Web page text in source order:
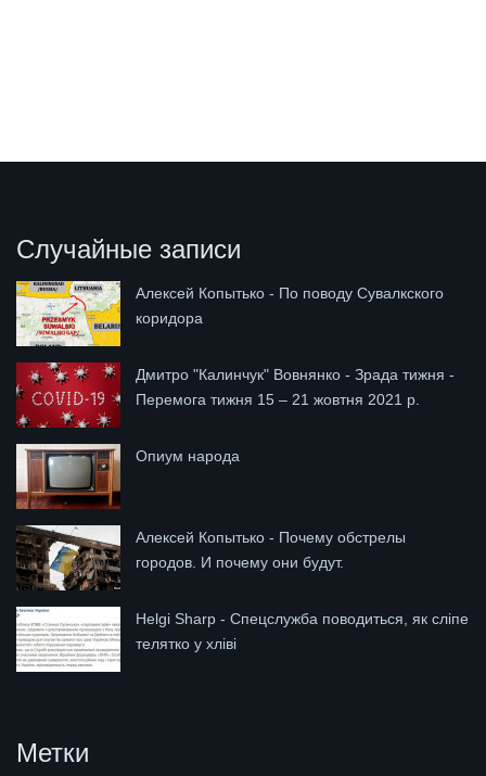
Случайные записи
Алексей Копытько - По поводу Сувалкского
коридора
Дмитро "Калинчук" Вовнянко - Зрада тижня -
Перемога тижня 15 – 21 жовтня 2021 р.
Опиум народа
Алексей Копытько - Почему обстрелы
городов. И почему они будут.
Helgi Sharp - Cпецслужба поводиться, як сліпе
телятко у хліві
Метки